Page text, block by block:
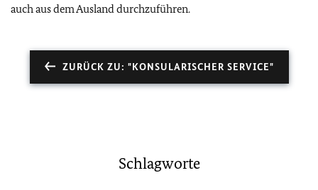
auch aus dem Ausland durchzuführen.
ZURÜCK ZU: "KONSULARISCHER SERVICE"
Schlagworte